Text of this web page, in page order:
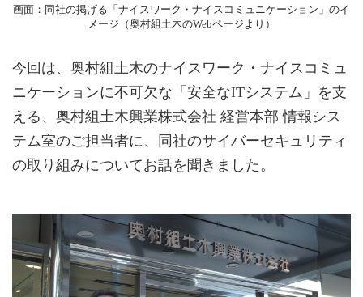
画面：同社の掲げる「ナイスワーク・ナイスコミュニケーション」のイ
メージ（奥村組土木のWebページより）
今回は、奥村組土木のナイスワーク・ナイスコミュ
ニケーションに不可欠な「安全なITシステム」を支
える、奥村組土木興業株式会社 経営本部 情報シス
テム室のご担当者に、同社のサイバーセキュリティ
の取り組みについてお話を聞きました。